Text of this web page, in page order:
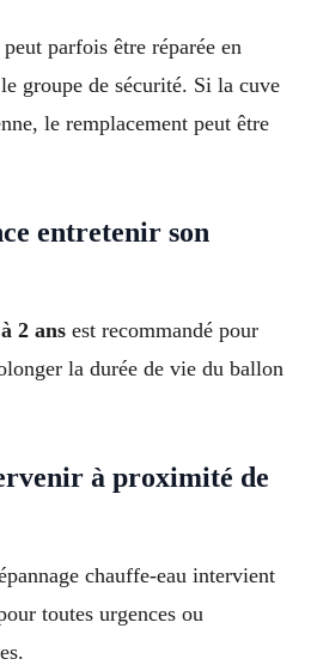
parfois être réparée en
groupe de sécurité. Si la cuve
le remplacement peut être
entretenir son
2 ans est recommandé pour
la durée de vie du ballon
à proximité de
chauffe-eau intervient
toutes urgences ou